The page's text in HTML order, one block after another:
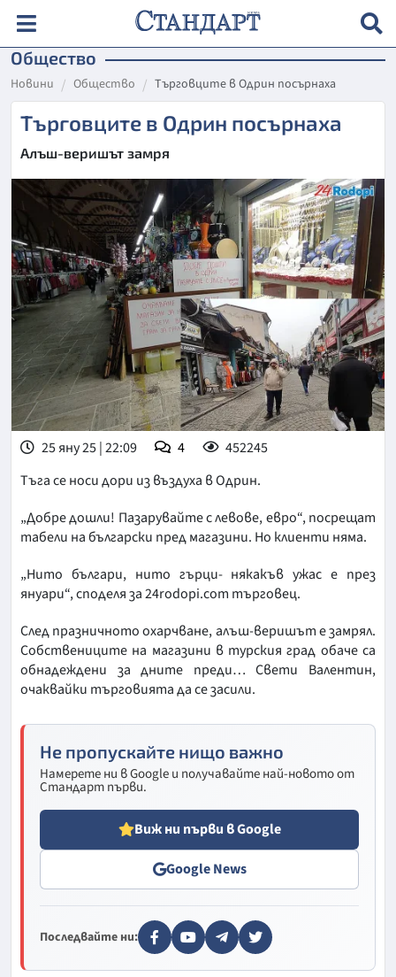
Общество
Новини Общество Търговците в Одрин посърнаха
Търговците в Одрин посърнаха
Алъш-веришът замря
25 яну 25 | 22:09 4
452245
Тъга се носи дори из въздуха в Одрин.
„Добре дошли! Пазарувайте с левове, евро“, посрещат
табели на български пред магазини. Но клиенти няма.
„Нито българи, нито гърци- някакъв ужас е през
януари“, споделя за 24rodopi.com търговец.
След празничното охарчване, алъш-веришът е замрял.
Собствениците на магазини в турския град обаче са
обнадеждени за дните преди… Свети Валентин,
очаквайки търговията да се засили.
Не пропускайте нищо важно
Намерете ни в Google и получавайте най-новото от
Стандарт първи.
Виж ни първи в Google
Google News
Последвайте ни: